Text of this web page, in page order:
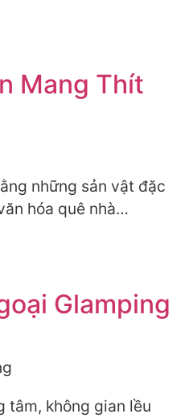
Mang Thít
những sản vật đặc
hóa quê nhà…
Glamping
tâm, không gian lều